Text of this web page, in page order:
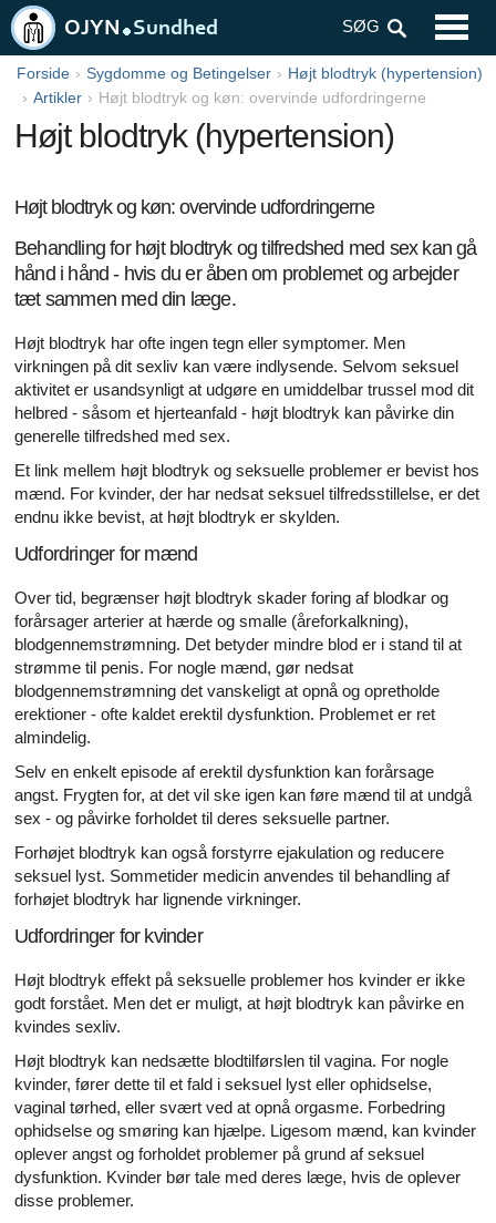
SØG
SYMPTOMER
TEST OG PROCEDURER
BØRNS SUNDHED
TIL SPÆDBØRN OG SMÅBØRN SUNDHED
MÆNDS SUNDHED
ERNÆRING OG SUND KOST
RYGESTOP
KVINDERS SUNDHED
Forside Sygdomme og Betingelser
Højt blodtryk (hypertension)
Artikler
Højt blodtryk og køn: overvinde udfordringerne
Højt blodtryk (hypertension)
Højt blodtryk og køn: overvinde udfordringerne
Behandling for højt blodtryk og tilfredshed med sex kan gå
hånd i hånd - hvis du er åben om problemet og arbejder
tæt sammen med din læge.
Højt blodtryk har ofte ingen tegn eller symptomer. Men
virkningen på dit sexliv kan være indlysende. Selvom seksuel
aktivitet er usandsynligt at udgøre en umiddelbar trussel mod dit
helbred - såsom et hjerteanfald - højt blodtryk kan påvirke din
generelle tilfredshed med sex.
Et link mellem højt blodtryk og seksuelle problemer er bevist hos
mænd. For kvinder, der har nedsat seksuel tilfredsstillelse, er det
endnu ikke bevist, at højt blodtryk er skylden.
Udfordringer for mænd
Over tid, begrænser højt blodtryk skader foring af blodkar og
forårsager arterier at hærde og smalle (åreforkalkning),
blodgennemstrømning. Det betyder mindre blod er i stand til at
strømme til penis. For nogle mænd, gør nedsat
blodgennemstrømning det vanskeligt at opnå og opretholde
erektioner - ofte kaldet erektil dysfunktion. Problemet er ret
almindelig.
Selv en enkelt episode af erektil dysfunktion kan forårsage
angst. Frygten for, at det vil ske igen kan føre mænd til at undgå
sex - og påvirke forholdet til deres seksuelle partner.
Forhøjet blodtryk kan også forstyrre ejakulation og reducere
seksuel lyst. Sommetider medicin anvendes til behandling af
forhøjet blodtryk har lignende virkninger.
Udfordringer for kvinder
Højt blodtryk effekt på seksuelle problemer hos kvinder er ikke
godt forstået. Men det er muligt, at højt blodtryk kan påvirke en
kvindes sexliv.
Højt blodtryk kan nedsætte blodtilførslen til vagina. For nogle
kvinder, fører dette til et fald i seksuel lyst eller ophidselse,
vaginal tørhed, eller svært ved at opnå orgasme. Forbedring
ophidselse og smøring kan hjælpe. Ligesom mænd, kan kvinder
oplever angst og forholdet problemer på grund af seksuel
dysfunktion. Kvinder bør tale med deres læge, hvis de oplever
disse problemer.